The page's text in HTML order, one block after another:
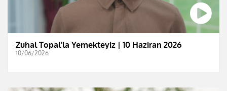
Zuhal Topal'la Yemekteyiz | 10 Haziran 2026
10/06/2026